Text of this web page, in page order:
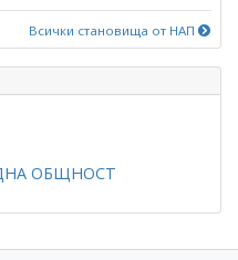
Всички становища от НАП
ОБЩНОСТ